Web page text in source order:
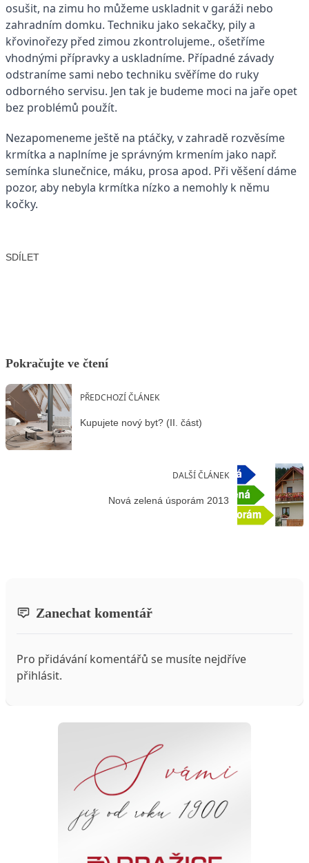
osušit, na zimu ho můžeme uskladnit v garáži nebo
zahradním domku. Techniku jako sekačky, pily a
křovinořezy před zimou zkontrolujeme., ošetříme
vhodnými přípravky a uskladníme. Případné závady
odstraníme sami nebo techniku svěříme do ruky
odborného servisu. Jen tak je budeme moci na jaře opet
bez problémů použít.
Nezapomeneme ještě na ptáčky, v zahradě rozvěsíme
krmítka a naplníme je správným krmením jako např.
semínka slunečnice, máku, prosa apod. Při věšení dáme
pozor, aby nebyla krmítka nízko a nemohly k němu
kočky.
SDÍLET
Pokračujte ve čtení
PŘEDCHOZÍ ČLÁNEK
Kupujete nový byt? (II. část)
DALŠÍ ČLÁNEK
Nová zelená úsporám 2013
Zanechat komentář
Pro přidávání komentářů se musíte nejdříve
přihlásit.